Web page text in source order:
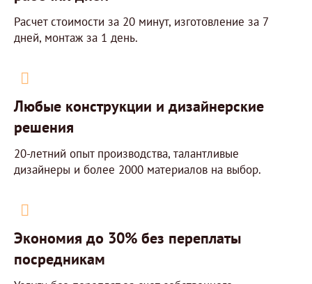
Расчет стоимости за 20 минут, изготовление за 7
дней, монтаж за 1 день.
Любые конструкции и дизайнерские
решения
20-летний опыт производства, талантливые
дизайнеры и более 2000 материалов на выбор.
Экономия до 30% без переплаты
посредникам